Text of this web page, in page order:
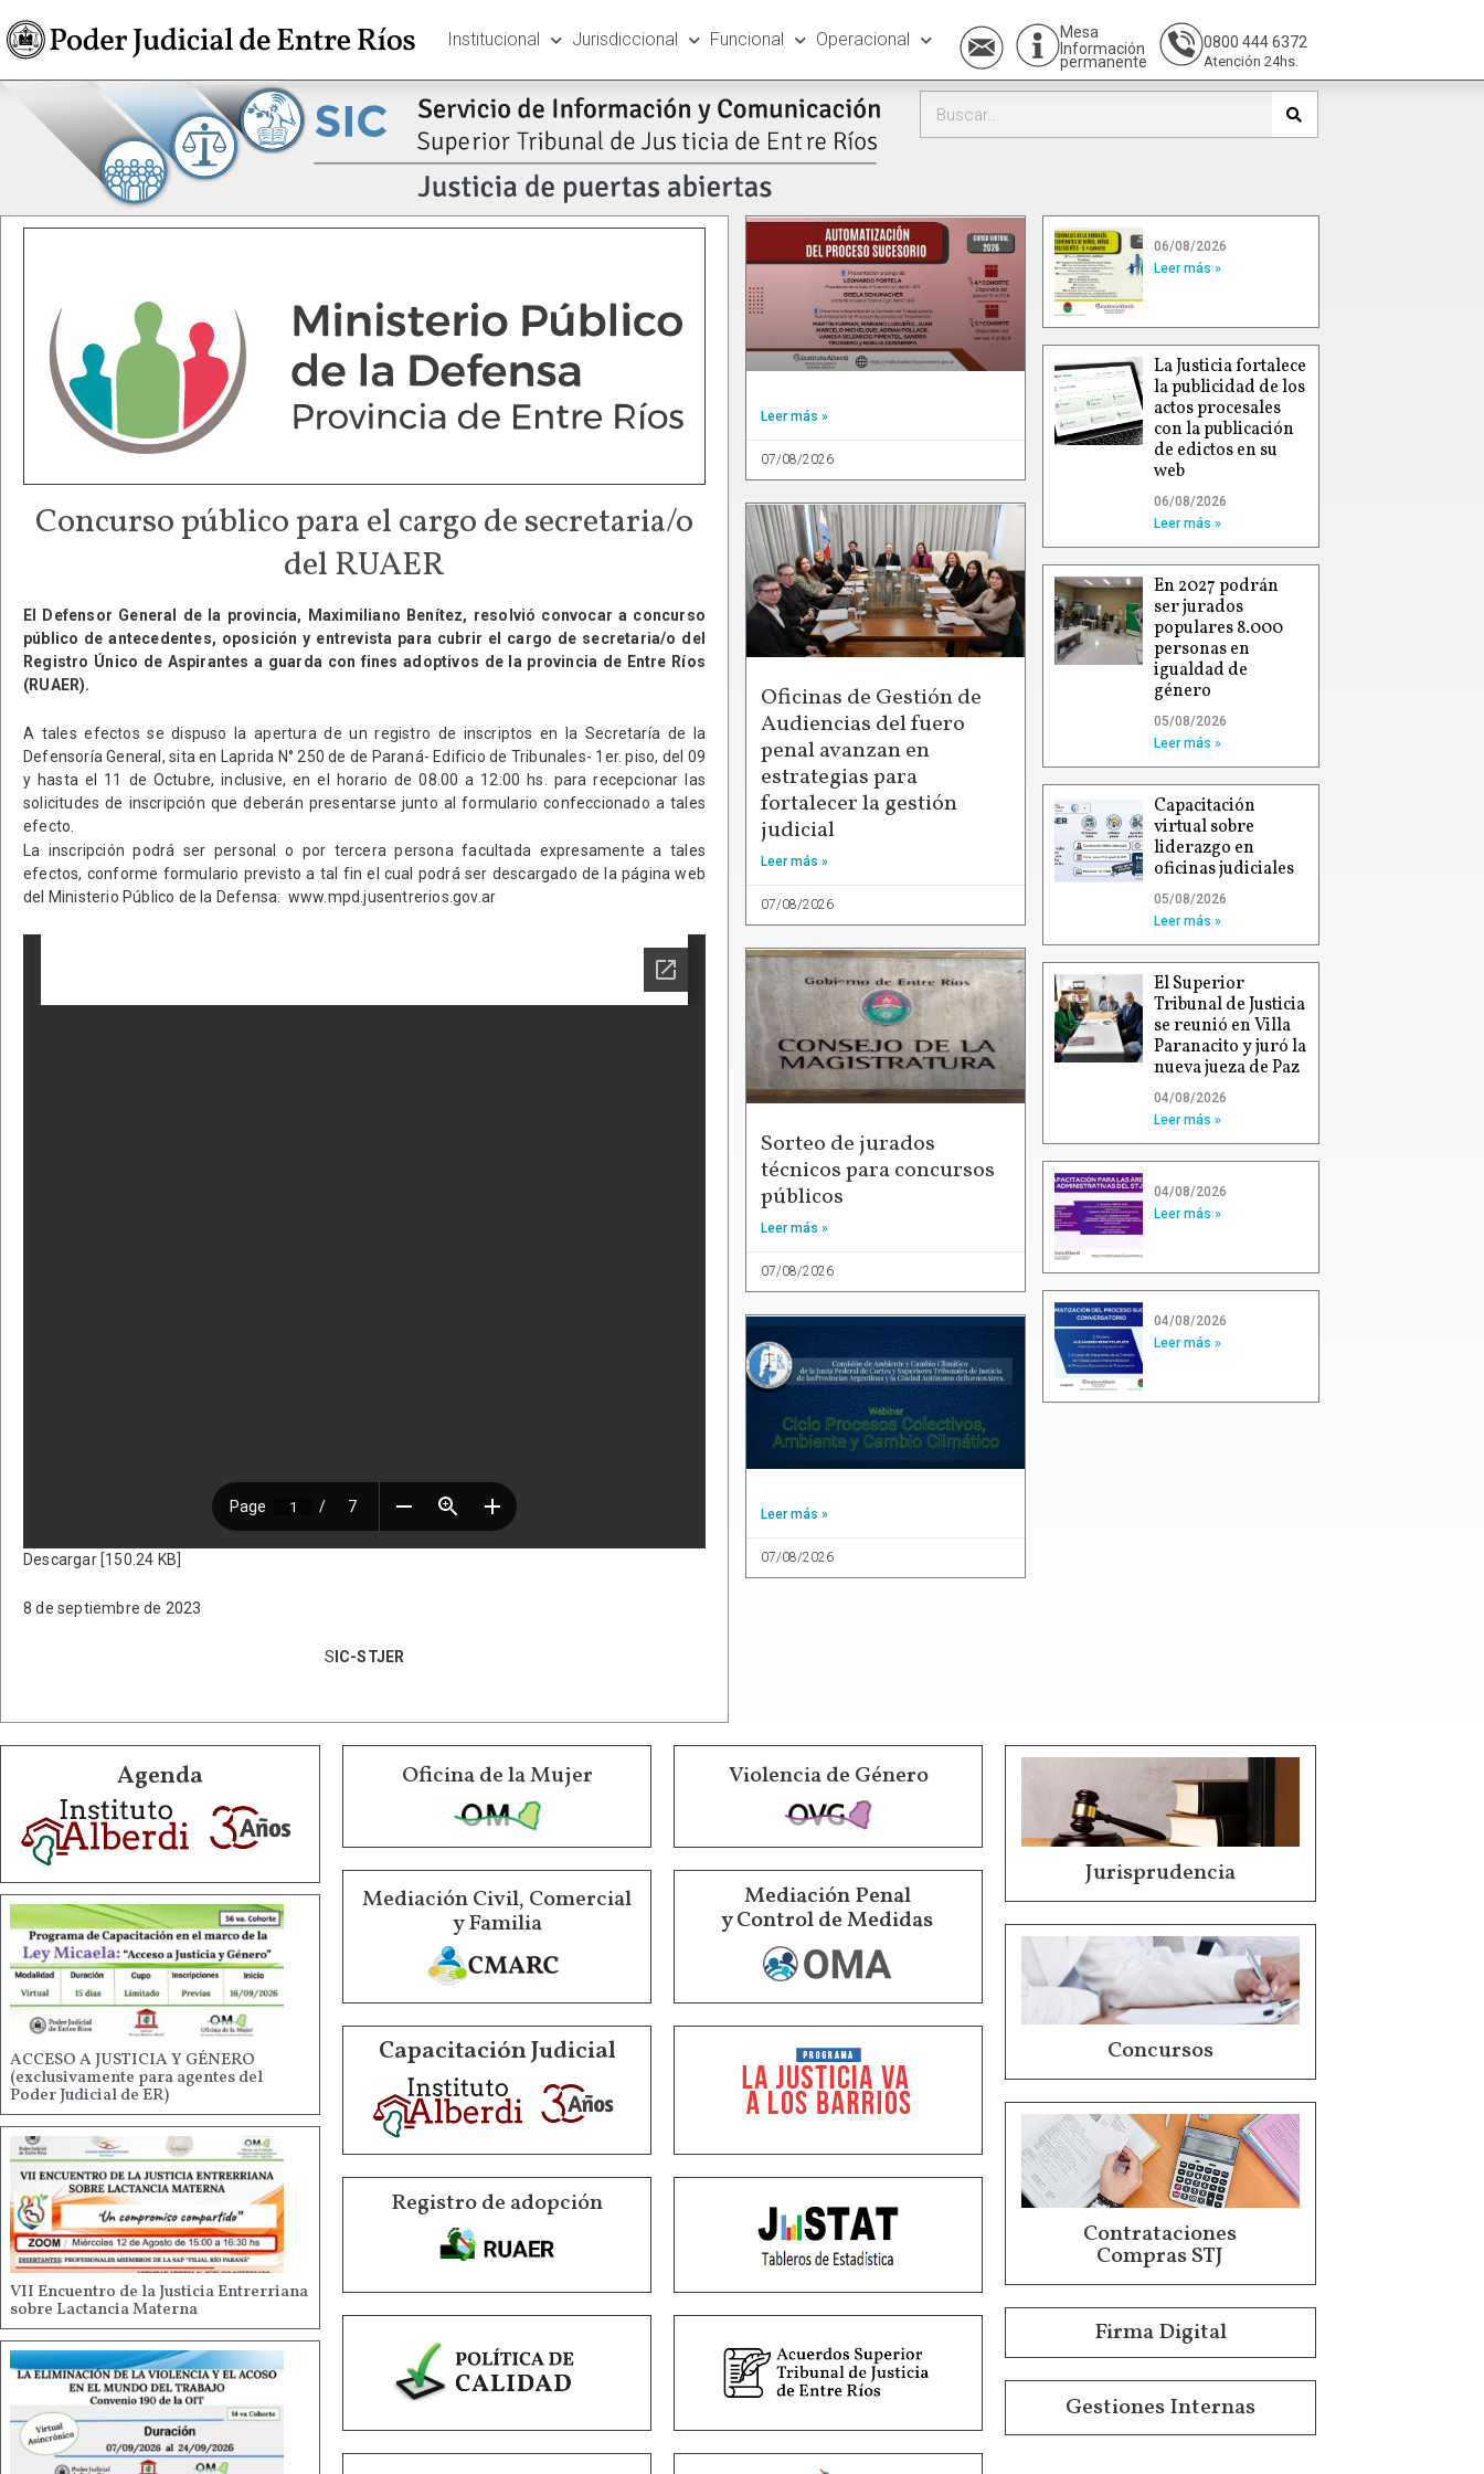
Institucional Jurisdiccional Funcional Operacional
Mesa
Información
permanente
0800 444 6372
Atención 24hs.
Concurso público para el cargo de secretaria/o
del RUAER
El Defensor General de la provincia, Maximiliano Benítez, resolvió convocar a concurso
público de antecedentes, oposición y entrevista para cubrir el cargo de secretaria/o del
Registro Único de Aspirantes a guarda con fines adoptivos de la provincia de Entre Ríos
(RUAER).
A tales efectos se dispuso la apertura de un registro de inscriptos en la Secretaría de la
Defensoría General, sita en Laprida N° 250 de de Paraná- Edificio de Tribunales- 1er. piso, del 09
y hasta el 11 de Octubre, inclusive, en el horario de 08.00 a 12:00 hs. para recepcionar las
solicitudes de inscripción que deberán presentarse junto al formulario confeccionado a tales
efecto.
La inscripción podrá ser personal o por tercera persona facultada expresamente a tales
efectos, conforme formulario previsto a tal fin el cual podrá ser descargado de la página web
del Ministerio Público de la Defensa: www.mpd.jusentrerios.gov.ar
Descargar [150.24 KB]
8 de septiembre de 2023
S IC-STJER
Leer más »
07/08/2026
Oficinas de Gestión de
Audiencias del fuero
penal avanzan en
estrategias para
fortalecer la gestión
judicial
Leer más »
07/08/2026
Sorteo de jurados
técnicos para concursos
públicos
Leer más »
07/08/2026
Leer más »
07/08/2026
06/08/2026
Leer más »
La Justicia fortalece
la publicidad de los
actos procesales
con la publicación
de edictos en su
web
06/08/2026
Leer más »
En 2027 podrán
ser jurados
populares 8.000
personas en
igualdad de
género
05/08/2026
Leer más »
Capacitación
virtual sobre
liderazgo en
oficinas judiciales
05/08/2026
Leer más »
El Superior
Tribunal de Justicia
se reunió en Villa
Paranacito y juró la
nueva jueza de Paz
04/08/2026
Leer más »
04/08/2026
Leer más »
04/08/2026
Leer más »
Agenda
ACCESO A JUSTICIA Y GÉNERO
(exclusivamente para agentes del
Poder Judicial de ER)
VII Encuentro de la Justicia Entrerriana
sobre Lactancia Materna
Oficina de la Mujer Violencia de Género
Mediación Civil, Comercial
y Familia
Mediación Penal
y Control de Medidas
Capacitación Judicial
Registro de adopción
Jurisprudencia
Concursos
Contrataciones
Compras STJ
Firma Digital
Gestiones Internas